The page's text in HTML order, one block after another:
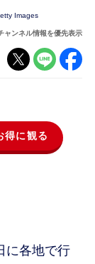
Images
ャンネル情報を優先表示
に観る
に各地で行